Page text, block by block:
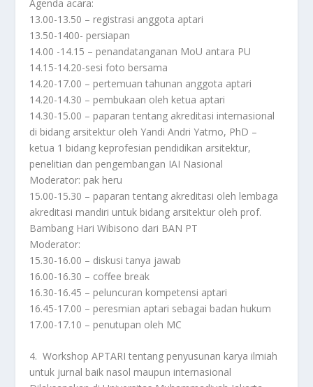
Agenda acara:
13.00-13.50 – registrasi anggota aptari
13.50-1400- persiapan
14.00 -14.15 – penandatanganan MoU antara PU
14.15-14.20-sesi foto bersama
14.20-17.00 – pertemuan tahunan anggota aptari
14.20-14.30 – pembukaan oleh ketua aptari
14.30-15.00 – paparan tentang akreditasi internasional
di bidang arsitektur oleh Yandi Andri Yatmo, PhD –
ketua 1 bidang keprofesian pendidikan arsitektur,
penelitian dan pengembangan IAI Nasional
Moderator: pak heru
15.00-15.30 – paparan tentang akreditasi oleh lembaga
akreditasi mandiri untuk bidang arsitektur oleh prof.
Bambang Hari Wibisono dari BAN PT
Moderator:
15.30-16.00 – diskusi tanya jawab
16.00-16.30 – coffee break
16.30-16.45 – peluncuran kompetensi aptari
16.45-17.00 – peresmian aptari sebagai badan hukum
17.00-17.10 – penutupan oleh MC
4. Workshop APTARI tentang penyusunan karya ilmiah
untuk jurnal baik nasol maupun internasional